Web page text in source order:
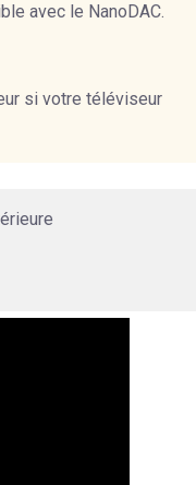
avec le NanoDAC.
si votre téléviseur